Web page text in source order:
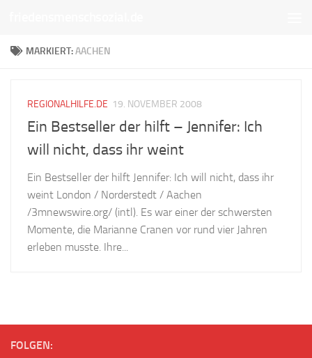
MARKIERT:AACHEN
REGIONALHILFE.DE 19. NOVEMBER 2008
Ein Bestseller der hilft – Jennifer: Ich
will nicht, dass ihr weint
Ein Bestseller der hilft Jennifer: Ich will nicht, dass ihr
weint London / Norderstedt / Aachen
/3mnewswire.org/ (intl). Es war einer der schwersten
Momente, die Marianne Cranen vor rund vier Jahren
erleben musste. Ihre...
FOLGEN: